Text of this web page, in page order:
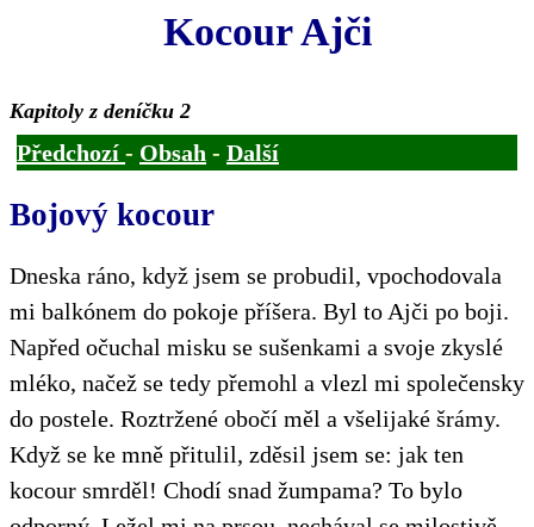
Kocour Ajči
Kapitoly z deníčku 2
Předchozí - Obsah - Další
Bojový kocour
Dneska ráno, když jsem se probudil, vpochodovala
mi balkónem do pokoje příšera. Byl to Ajči po boji.
Napřed očuchal misku se sušenkami a svoje zkyslé
mléko, načež se tedy přemohl a vlezl mi společensky
do postele. Roztržené obočí měl a všelijaké šrámy.
Když se ke mně přitulil, zděsil jsem se: jak ten
kocour smrděl! Chodí snad žumpama? To bylo